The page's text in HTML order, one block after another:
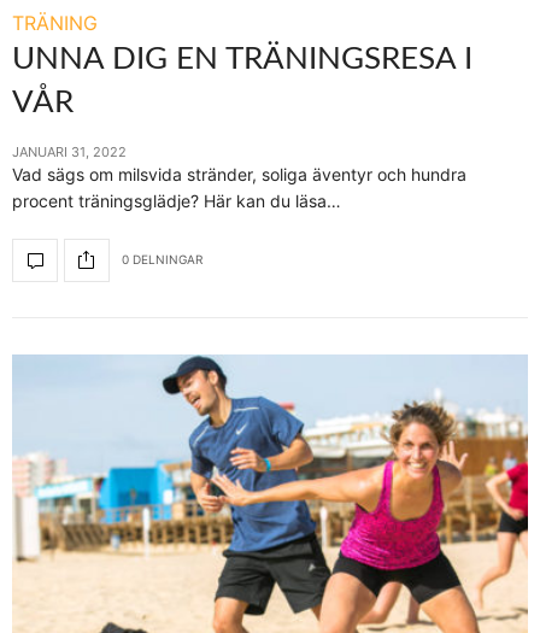
TRÄNING
UNNA DIG EN TRÄNINGSRESA I
VÅR
JANUARI 31, 2022
Vad sägs om milsvida stränder, soliga äventyr och hundra
procent träningsglädje? Här kan du läsa…
0 DELNINGAR